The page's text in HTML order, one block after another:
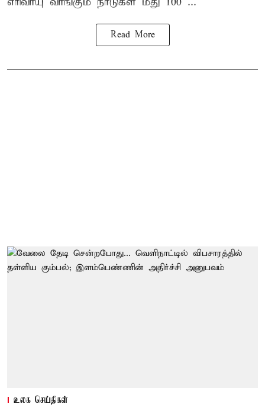
Read More
உலக செய்திகள்